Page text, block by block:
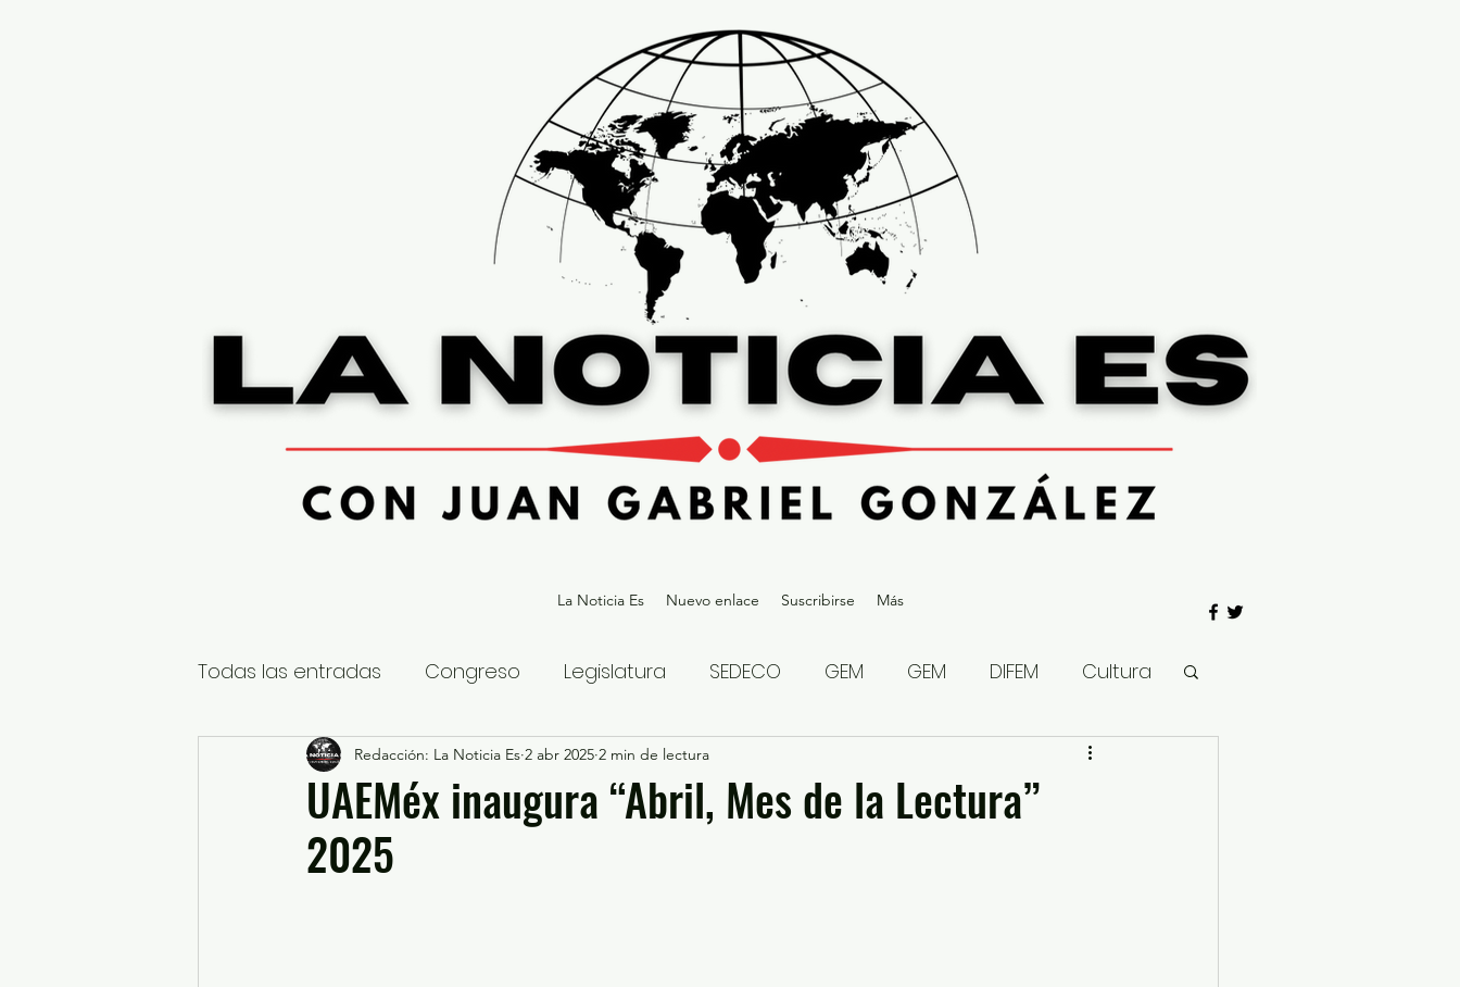
La Noticia Es Nuevo enlace Suscribirse Más
Todas las entradas Congreso Legislatura SEDECO GEM GEM DIFEM Cultura
Nacional Estatal Gubernatura Edoméx 2023
Educación y Cultura
UAEMéx inaugura “Abril, Mes de la Lectura”
2025
Redacción: La Noticia Es 2 abr 2025 2 min de lectura